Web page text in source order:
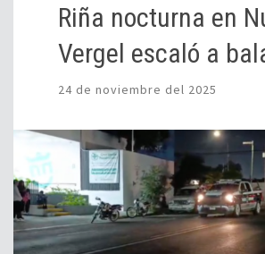
Riña nocturna en
Vergel escaló a
24 de noviembre del 2025